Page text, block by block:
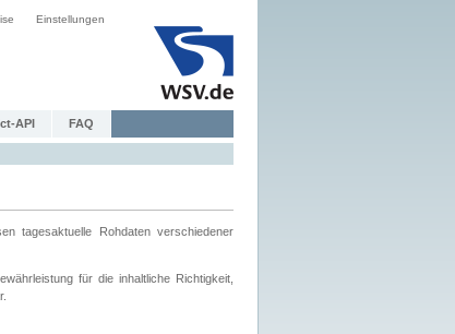
Einstellungen
API FAQ
tagesaktuelle Rohdaten verschiedener
für die inhaltliche Richtigkeit,